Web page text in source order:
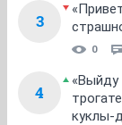
3
0
4
«Выйду
куклы-